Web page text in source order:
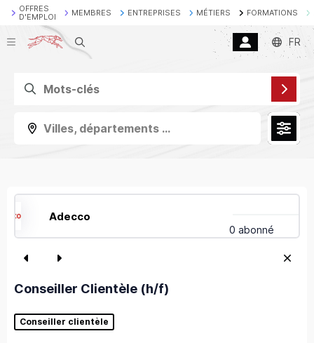
OFFRES
D'EMPLOI
MEMBRES ENTREPRISES MÉTIERS FORMATIONS
Recherche FR
Villes, départements ...
Adecco
0 abonné
Conseiller Clientèle (h/f)
Conseiller clientèle